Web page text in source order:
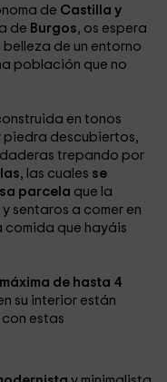
de Castilla y
de Burgos, os espera
belleza de un entorno
población que no
en tonos
piedra descubiertos,
trepando por
, las cuales se
parcela que la
sentaros a comer en
comida que hayáis
de hasta 4
su interior están
estas